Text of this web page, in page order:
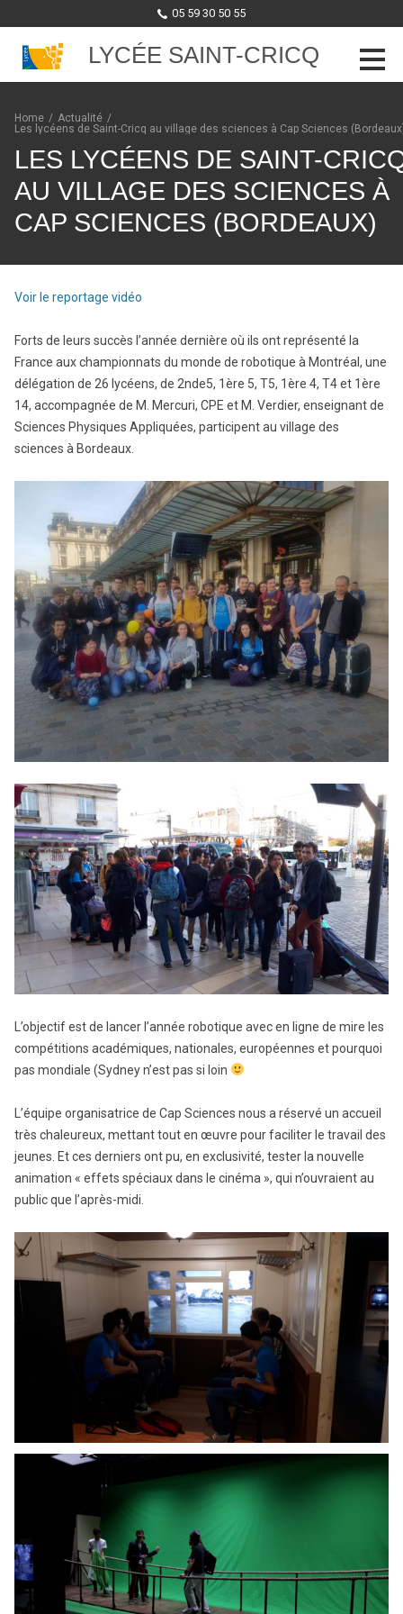
05 59 30 50 55
LYCÉE SAINT-CRICQ
Skip to content
Home / Actualité /
Les lycéens de Saint-Cricq au village des sciences à Cap Sciences
LES LYCÉENS DE SAINT-
AU VILLAGE DES SCIENCES À
CAP SCIENCES (BORDEAUX)
Voir le reportage vidéo
Forts de leurs succès l’année dernière où ils ont représenté la
France aux championnats du monde de robotique à Montréal, une
délégation de 26 lycéens, de 2nde5, 1ère 5, T5, 1ère 4, T4 et 1ère
14, accompagnée de M. Mercuri, CPE et M. Verdier, enseignant de
Sciences Physiques Appliquées, participent au village des
sciences à Bordeaux.
L’objectif est de lancer l’année robotique avec en ligne de mire les
compétitions académiques, nationales, européennes et pourquoi
pas mondiale (Sydney n’est pas si loin
L’équipe organisatrice de Cap Sciences nous a réservé un accueil
très chaleureux, mettant tout en œuvre pour faciliter le travail des
jeunes. Et ces derniers ont pu, en exclusivité, tester la nouvelle
animation « effets spéciaux dans le cinéma », qui n’ouvraient au
public que l’après-midi.